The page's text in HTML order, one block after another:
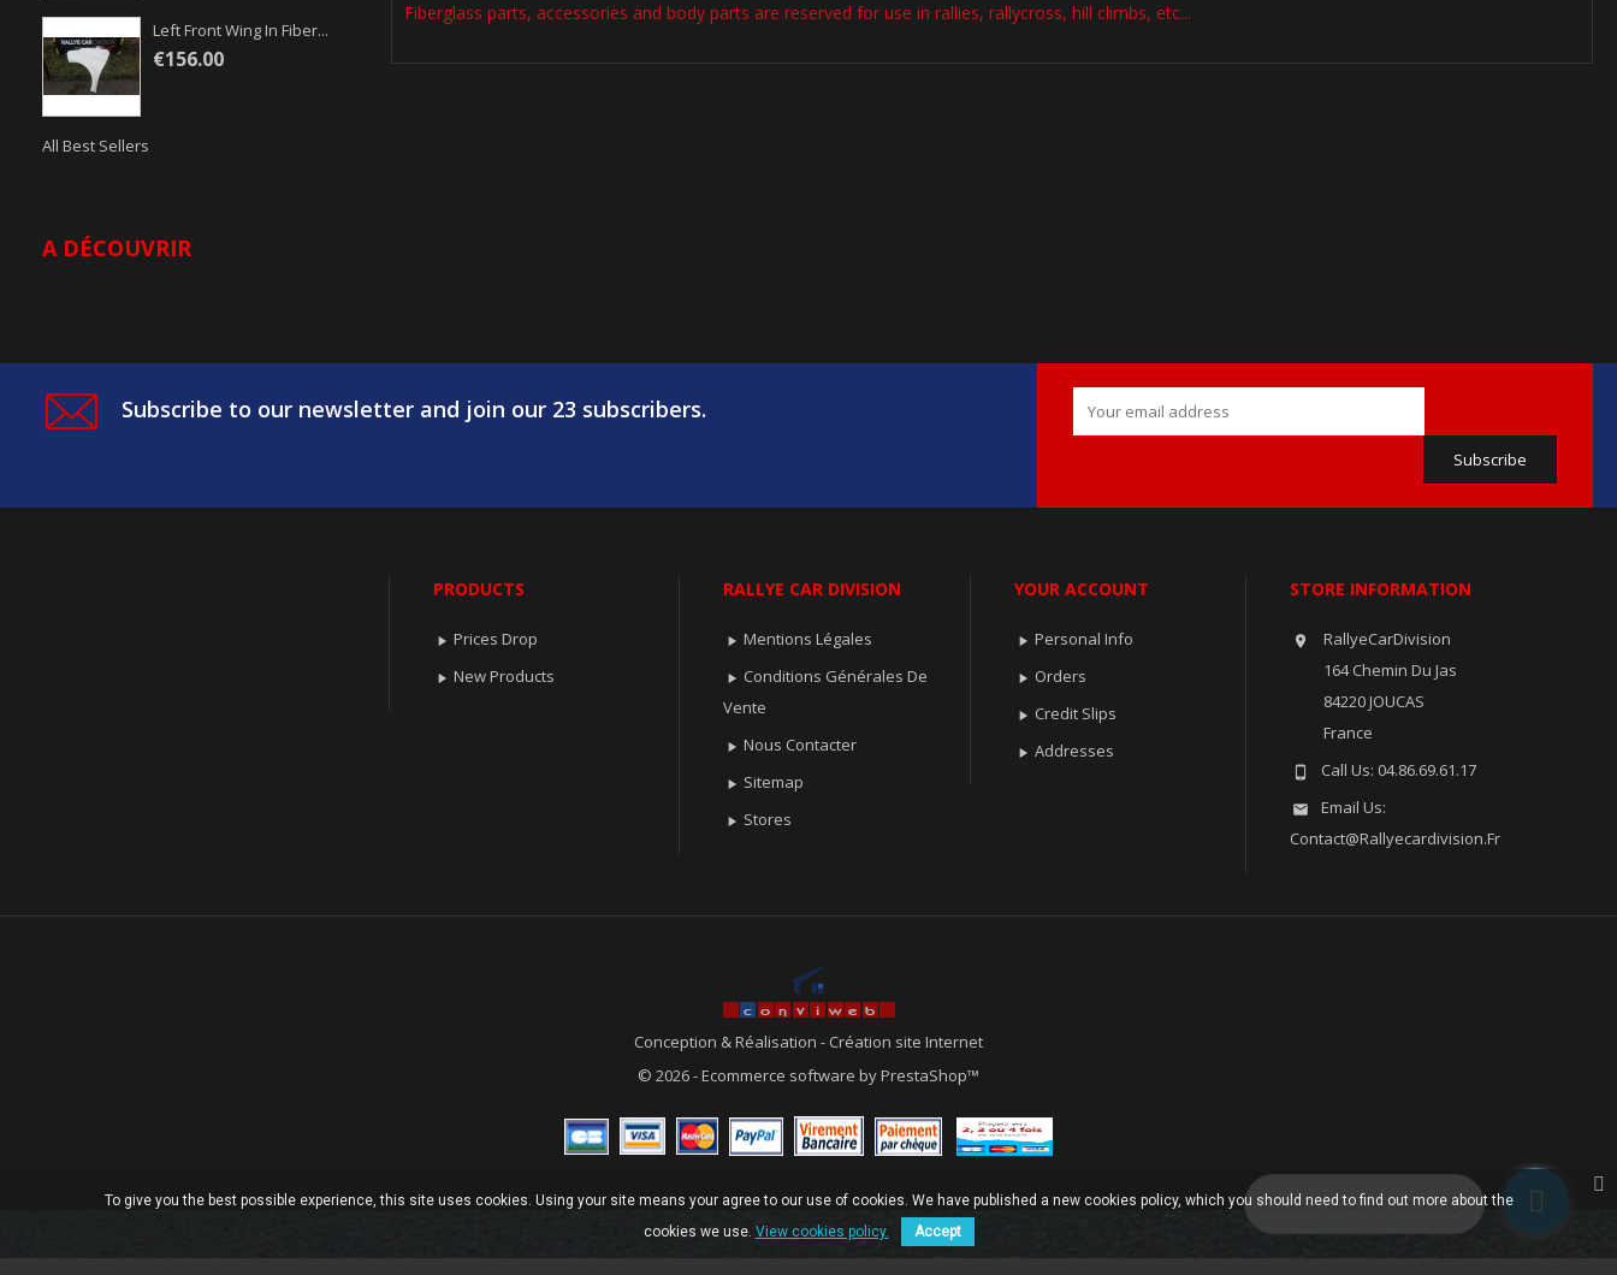
Laissez-nous un message
Left Front Wing In Fiber...
€156.00
All Best Sellers
A DÉCOUVRIR
Fiberglass parts, accessories and body parts are reserved for use in rallies, rallycross, hill climbs, etc...
Subscribe to our newsletter and join our 23 subscribers.
PRODUCTS
 Prices Drop
 New Products
RALLYE CAR DIVISION
 Mentions Légales
 Conditions Générales De
Vente
 Nous Contacter
 Sitemap
 Stores
YOUR ACCOUNT
 Personal Info
 Orders
 Credit Slips
 Addresses
STORE INFORMATION

RallyeCarDivision
164 Chemin Du Jas
84220 JOUCAS
France
 Call Us: 04.86.69.61.17

Email Us:
Contact@rallyecardivision.fr
Conception & Réalisation - Création site Internet
© 2026 - Ecommerce software by PrestaShop™
To give you the best possible experience, this site uses cookies. Using your site means your agree to our use of cookies. We have published a new cookies policy, which you should need to find out more about the
cookies we use. View cookies policy. Accept